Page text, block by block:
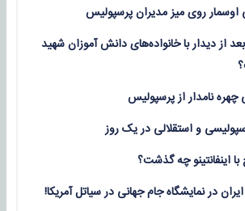
اوسمار روی میز مدیران پرسپولیس
از دیدار با خانواده‌های دانش آموزان شهید
نامدار از پرسپولیس
با اینفانتینو چه گذشت؟
در نمایشگاه جام جهانی در سیاتل آمریکا!